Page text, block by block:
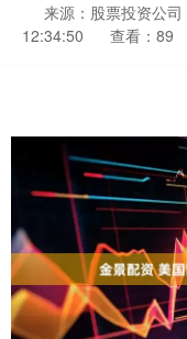
来源：股票投资公司
12:34:50
查看：89